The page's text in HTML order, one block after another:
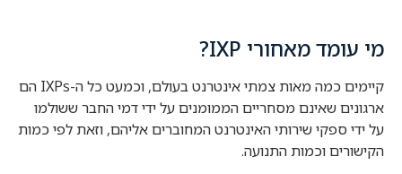
מי עומד מאחורי IXP?
קיימים כמה מאות צמתי אינטרנט בעולם, וכמעט כל ה-IXPs הם
ארגונים שאינם מסחריים הממומנים על ידי דמי החבר ששולמו
על ידי ספקי שירותי האינטרנט המחוברים אליהם, וזאת לפי כמות
הקישורים וכמות התנועה.